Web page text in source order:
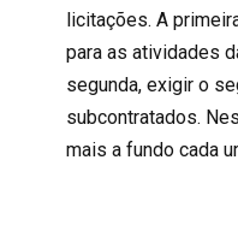
licitações. A
para as atividades
segunda, exigir o
subcontratados.
mais a fundo cada